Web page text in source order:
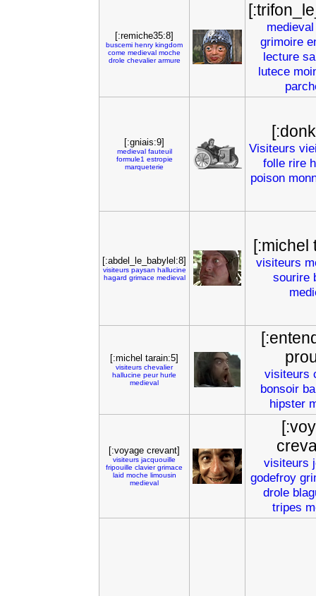
[:remiche35:8]
buscemi henry kingdom
come medieval moche
drole chevalier armure
medieval
grimoire
lecture
lutece
[:gniais:9]
medieval fauteuil
formule1 estropie
marqueterie
Visiteurs
folle rire
poison
[:abdel_le_babylel:8]
visiteurs paysan hallucine
hagard grimace medieval
[:michel
visiteurs
sourire
[:michel tarain:5]
visiteurs chevalier
hallucine peur hurle
medieval
visiteurs
bonsoir
hipster
[:voyage crevant]
visiteurs jacquouille
fripouille clavier grimace
laid moche limousin
medieval
visiteurs
godefroy
drole
tripes